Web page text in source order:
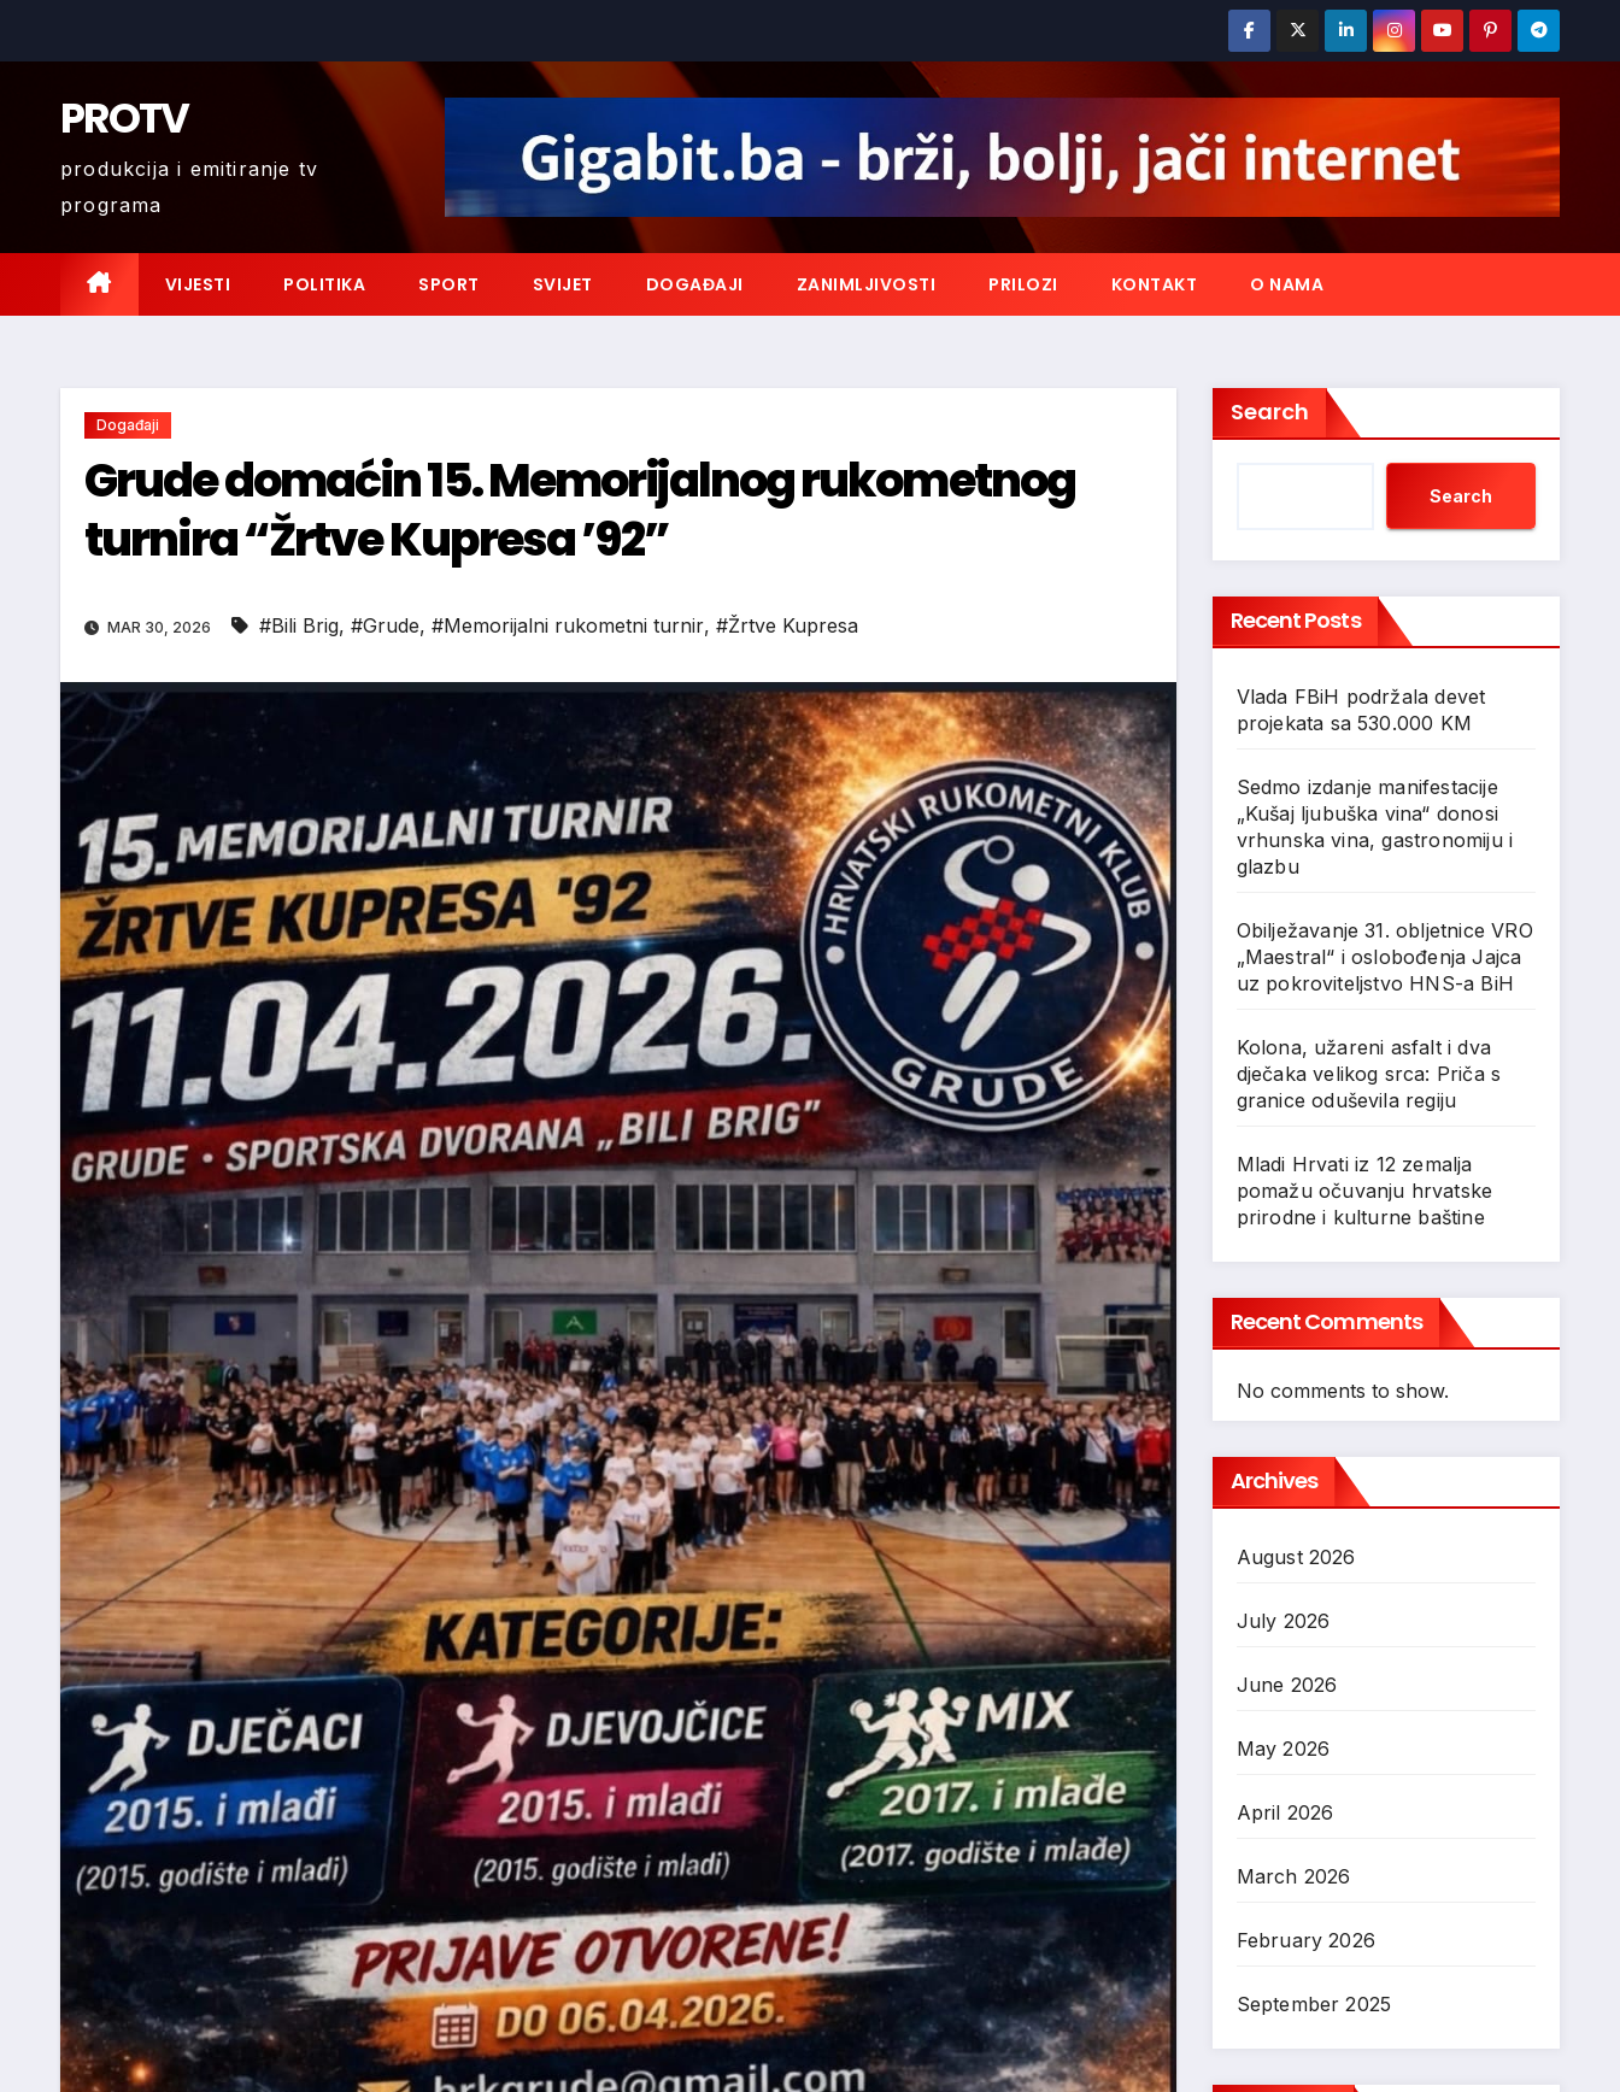
PROTV
produkcija i emitiranje tv
programa
VIJESTI POLITIKA SPORT SVIJET DOGAĐAJI ZANIMLJIVOSTI PRILOZI KONTAKT O NAMA
Događaji
Grude domaćin 15. Memorijalnog rukometnog
turnira “Žrtve Kupresa ’92”
MAR 30, 2026 #Bili Brig, #Grude, #Memorijalni rukometni turnir, #Žrtve Kupresa
Search
Search
Recent Posts
Vlada FBiH podržala devet
projekata sa 530.000 KM
Sedmo izdanje manifestacije
„Kušaj ljubuška vina“ donosi
vrhunska vina, gastronomiju i
glazbu
Obilježavanje 31. obljetnice VRO
„Maestral“ i oslobođenja Jajca
uz pokroviteljstvo HNS-a BiH
Kolona, užareni asfalt i dva
dječaka velikog srca: Priča s
granice oduševila regiju
Mladi Hrvati iz 12 zemalja
pomažu očuvanju hrvatske
prirodne i kulturne baštine
Recent Comments
No comments to show.
Archives
August 2026
July 2026
June 2026
May 2026
April 2026
March 2026
February 2026
September 2025